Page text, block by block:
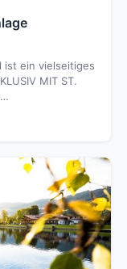
ist ein vielseitiges
MIT ST.